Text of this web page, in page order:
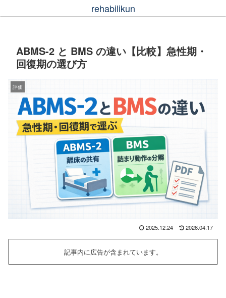
rehabilikun
ABMS-2 と BMS の違い【比較】急性期・
回復期の選び方
評価
2025.12.24 2026.04.17
記事内に広告が含まれています。